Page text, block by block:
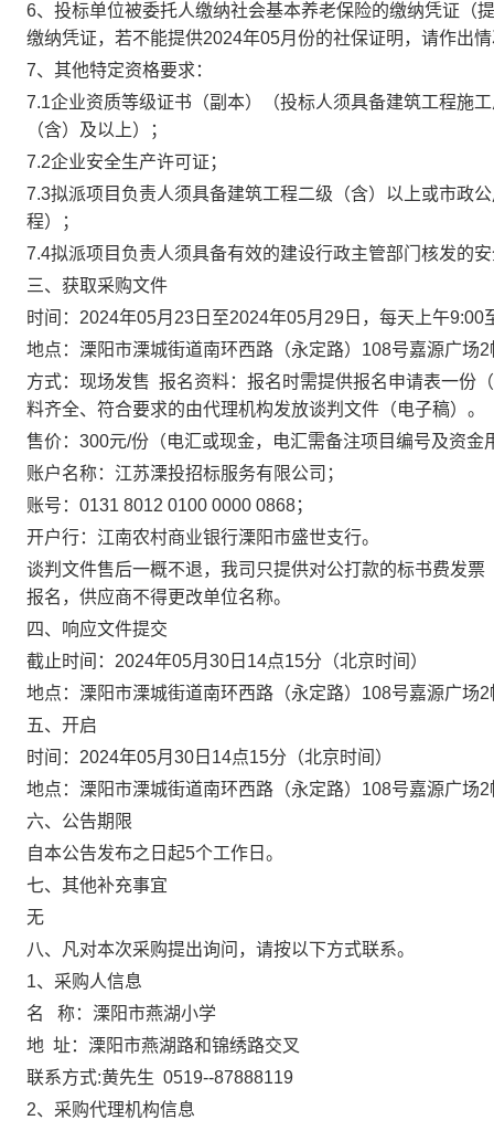
6、投标单位被委托人缴纳社会基本养老保险的缴纳凭证（
缴纳凭证，若不能提供2024年05月份的社保证明，请作出
7、其他特定资格要求：
7.1企业资质等级证书（副本）（投标人须具备建筑工程施
（含）及以上）；
7.2企业安全生产许可证；
7.3拟派项目负责人须具备建筑工程二级（含）以上或市政
程）；
7.4拟派项目负责人须具备有效的建设行政主管部门核发的
三、获取采购文件
时间： 2024年05月23日至2024年05月29日 ，每天上午9:00
地点： 溧阳市溧城街道南环西路（永定路） 108号嘉源广场
方式：现场发售 报名资料：报名时需提供报名申请表一份
料齐全、符合要求的由代理机构发放谈判 文件（电子稿）。
售价： 300元/份（电汇或现金，电汇需备注项目编号及资
账户名称：江苏溧投招标服务有限公司；
账号： 0131 8012 0100 0000 0868；
开户行：江南农村商业银行溧阳市盛世支行。
谈判文件售后一概不退，我司只提供对公打款的标书费发
报名，供应商不得更改单位名称。
四、
响应文件提交
截止时间： 2024年05月 30 日 14点15分 （北京时间）
地点： 溧阳市溧城街道南环西路（永定路） 108号嘉源广场
五、开启
时间： 2024年05月 30 日 14点15分 （北京时间）
地点： 溧阳市溧城街道南环西路（永定路） 108号嘉源广场
六、公告期限
自本公告发布之日起5个工作日 。
七、其他补充事宜
无
八、凡对本次采购提出询问，请按以下方式联系。
1、采购人信息
名
称： 溧阳市燕湖小学
地 址： 溧阳市燕湖路和锦绣路交叉
联系方式:黄先生 0519--87888119
2、采购代理机构信息